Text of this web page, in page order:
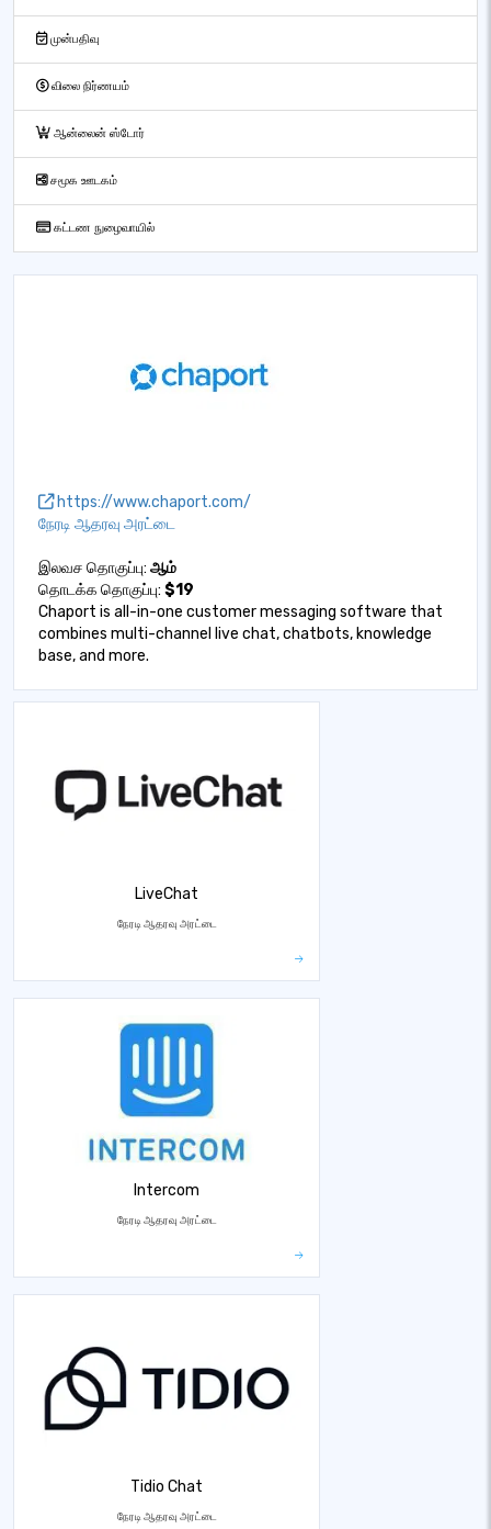
முன்பதிவு
விலை நிர்ணயம்
ஆன்லைன் ஸ்டோர்
சமூக ஊடகம்
கட்டண நுழைவாயில்
https://www.chaport.com/
நேரடி ஆதரவு அரட்டை
இலவச தொகுப்பு: ஆம்
தொடக்க தொகுப்பு: $19
Chaport is all-in-one customer messaging software that
combines multi-channel live chat, chatbots, knowledge
base, and more.
LiveChat
நேரடி ஆதரவு அரட்டை
Intercom
நேரடி ஆதரவு அரட்டை
Tidio Chat
நேரடி ஆதரவு அரட்டை